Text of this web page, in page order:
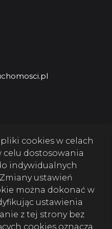
cookies w celach
celu dostosowania
indywidualnych
ustawień
można dokonać w
ustawienia
z tej strony bez
cookies oznacza,